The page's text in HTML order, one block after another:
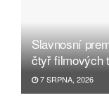
Slavnosní
čtyř filmových
7 SRPNA, 2026